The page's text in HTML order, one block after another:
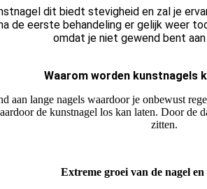
dit biedt stevigheid en zal je
de eerste behandeling er gelijk weer
omdat je niet gewend bent aan
Waarom worden kunstnagels
aan lange nagels waardoor je onbewust
de kunstnagel los kan laten. Door de
zitten.
Extreme groei van de nagel